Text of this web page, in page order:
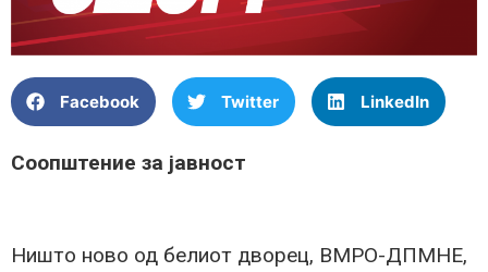
Facebook Twitter LinkedIn
Соопштение за јавност
Ништо ново од белиот дворец, ВМРО-ДПМНЕ,